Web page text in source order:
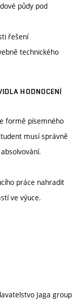
půdy pod
řešení
technického
HODNOCENÍ
formě písemného
musí správně
práce nahradit
ve výuce.
Jaga group